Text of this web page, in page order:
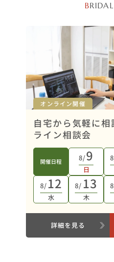
B
オンライン開催
自宅から気軽に
ライン相談会
開催日程 8/9
日
8/ 12
水
8/ 13
木
詳細を見る